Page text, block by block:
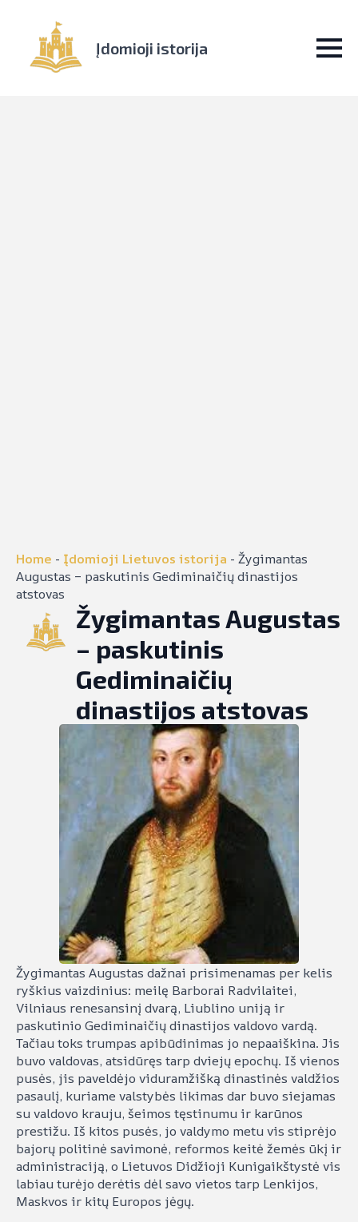
Įdomioji istorija
Home - Įdomioji Lietuvos istorija - Žygimantas
Augustas – paskutinis Gediminaičių dinastijos
atstovas
Žygimantas Augustas
– paskutinis
Gediminaičių
dinastijos atstovas
Žygimantas Augustas dažnai prisimenamas per kelis
ryškius vaizdinius: meilę Barborai Radvilaitei,
Vilniaus renesansinį dvarą, Liublino uniją ir
paskutinio Gediminaičių dinastijos valdovo vardą.
Tačiau toks trumpas apibūdinimas jo nepaaiškina. Jis
buvo valdovas, atsidūręs tarp dviejų epochų. Iš vienos
pusės, jis paveldėjo viduramžišką dinastinės valdžios
pasaulį, kuriame valstybės likimas dar buvo siejamas
su valdovo krauju, šeimos tęstinumu ir karūnos
prestižu. Iš kitos pusės, jo valdymo metu vis stiprėjo
bajorų politinė savimonė, reformos keitė žemės ūkį ir
administraciją, o Lietuvos Didžioji Kunigaikštystė vis
labiau turėjo derėtis dėl savo vietos tarp Lenkijos,
Maskvos ir kitų Europos jėgų.